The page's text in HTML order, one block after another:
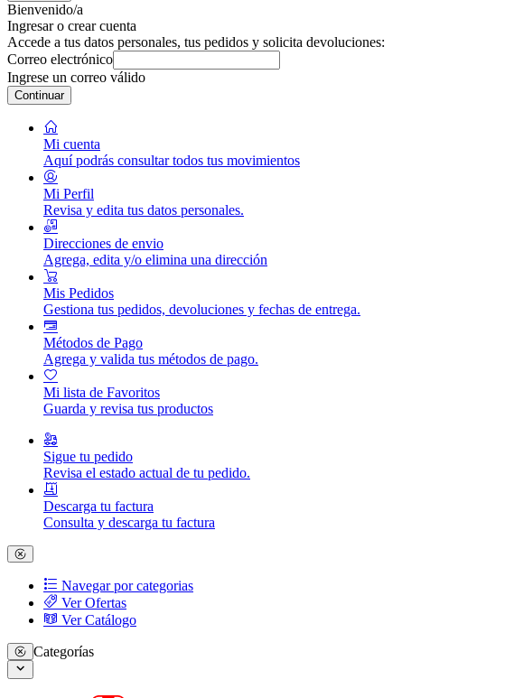
Bienvenido/a
Ingresar o crear cuenta
Accede a tus datos personales, tus pedidos y solicita devoluciones:
Correo electrónico
Ingrese un correo válido
Continuar
Mi cuenta
Aquí podrás consultar todos tus movimientos
Mi Perfil
Revisa y edita tus datos personales.
Direcciones de envio
Agrega, edita y/o elimina una dirección
Mis Pedidos
Gestiona tus pedidos, devoluciones y fechas de entrega.
Métodos de Pago
Agrega y valida tus métodos de pago.
Mi lista de Favoritos
Guarda y revisa tus productos
Sigue tu pedido
Revisa el estado actual de tu pedido.
Descarga tu factura
Consulta y descarga tu factura
Navegar por categorias
Ver Ofertas
Ver Catálogo
Categorías